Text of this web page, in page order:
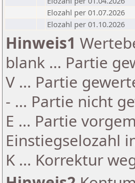
Elozahl per 01.07.2026
Elozahl per 01.10.2026
Hinweis1
blank ... Partie
V ... Partie
- ... Partie nicht
E ... Partie
Einstiegselozahl
K ... Korrektur